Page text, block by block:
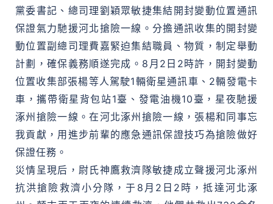
黨委書記、總司理劉穎眾敏捷集結開封變動位置通訊
保證氣力馳援河北搶險一線。分擔通訊收集的開封變
動位置副總司理費嘉緊迫集結職員、物質，制定舉動
計劃，確保義務順遂完成。8月2日2時許，開封變動
位置收集部張楊等人駕駛1輛衛星通訊車、2輛發電卡
車，攜帶衛星背包站1臺、發電油機10臺，星夜馳援
涿州搶險一線。在河北涿州搶險一線，張楊和同事忘
我貢獻，用進步前輩的應急通訊保證技巧為搶險做好
保證任務。
災情呈現后，尉氏神鷹救濟隊敏捷成立聲援河北涿州
抗洪搶險救濟小分隊，于8月2日2時，抵達河北涿